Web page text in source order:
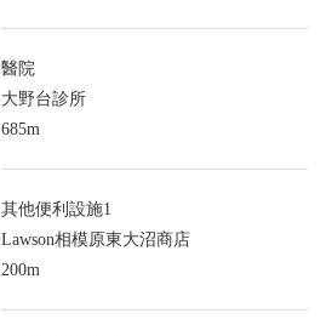
醫院
大野台診所
685m
其他便利設施1
Lawson相模原東大沼商店
200m